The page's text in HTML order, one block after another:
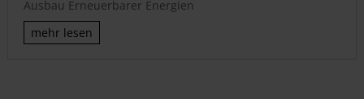
Ausbau Erneuerbarer Energien
mehr lesen